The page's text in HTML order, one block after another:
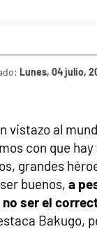
Lunes, 04 julio,
vistazo al
con que
grandes
buenos, a
ser el
Bakugo,